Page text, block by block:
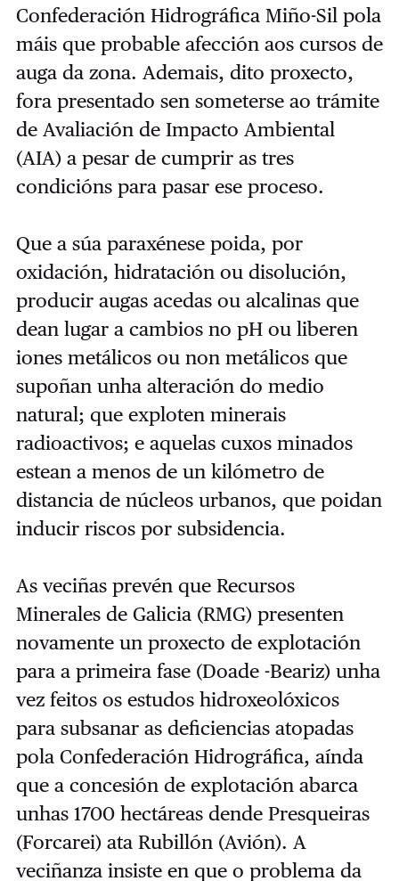
Confederación Hidrográfica Miño-Sil pola
máis que probable afección aos cursos de
auga da zona. Ademais, dito proxecto,
fora presentado sen someterse ao trámite
de Avaliación de Impacto Ambiental
(AIA) a pesar de cumprir as tres
condicións para pasar ese proceso.
Que a súa paraxénese poida, por
oxidación, hidratación ou disolución,
producir augas acedas ou alcalinas que
dean lugar a cambios no pH ou liberen
iones metálicos ou non metálicos que
supoñan unha alteración do medio
natural; que exploten minerais
radioactivos; e aquelas cuxos minados
estean a menos de un kilómetro de
distancia de núcleos urbanos, que poidan
inducir riscos por subsidencia.
As veciñas prevén que Recursos
Minerales de Galicia (RMG) presenten
novamente un proxecto de explotación
para a primeira fase (Doade -Beariz) unha
vez feitos os estudos hidroxeolóxicos
para subsanar as deficiencias atopadas
pola Confederación Hidrográfica, aínda
que a concesión de explotación abarca
unhas 1700 hectáreas dende Presqueiras
(Forcarei) ata Rubillón (Avión). A
veciñanza insiste en que o problema da